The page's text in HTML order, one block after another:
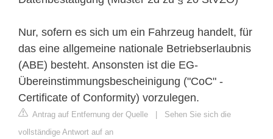
Nur, sofern es sich um ein Fahrzeug handelt, für
das eine allgemeine nationale Betriebserlaubnis
(ABE) besteht. Ansonsten ist die EG-
Übereinstimmungsbescheinigung ("CoC" -
Certificate of Conformity) vorzulegen.
Antrag auf Entfernung der Quelle | Sehen Sie sich die
vollständige Antwort auf an